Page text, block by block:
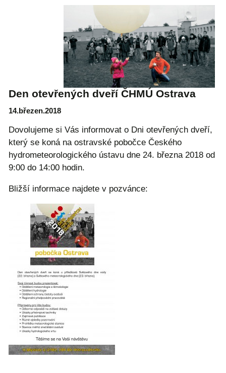
Den otevřených dveří ČHMÚ Ostrava
14.březen.2018
Dovolujeme si Vás informovat o Dni otevřených dveří,
který se koná na ostravské pobočce Českého
hydrometeorologického ústavu dne 24. března 2018 od
9:00 do 14:00 hodin.
Bližší informace najdete v pozvánce: